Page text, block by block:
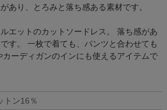
あり、とろみと落ち感ある素材です。
エットのカットソードレス。 落ち感があ
す。 一枚で着ても、パンツと合わせても
ーディガンのインにも使えるアイテムで
トン16％